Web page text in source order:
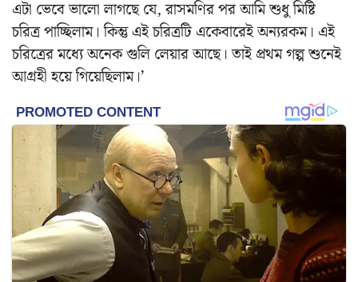
এটা ভেবে ভালো লাগছে যে, রাসমণির পর আমি শুধু মিষ্টি
চরিত্র পাচ্ছিলাম। কিন্তু এই চরিত্রটি একেবারেই অন্যরকম। এই
চরিত্রের মধ্যে অনেক গুলি লেয়ার আছে। তাই প্রথম গল্প শুনেই
আগ্রহী হয়ে গিয়েছিলাম।’